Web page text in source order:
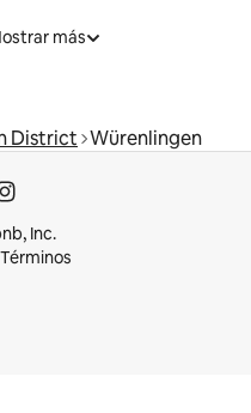
más
District Würenlingen
Inc.
Términos